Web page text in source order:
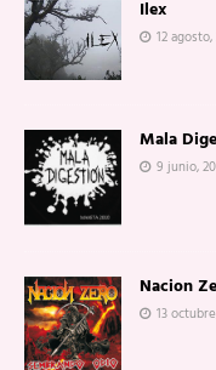
Ilex
12 agosto,
Mala
9 junio,
Nacion
13